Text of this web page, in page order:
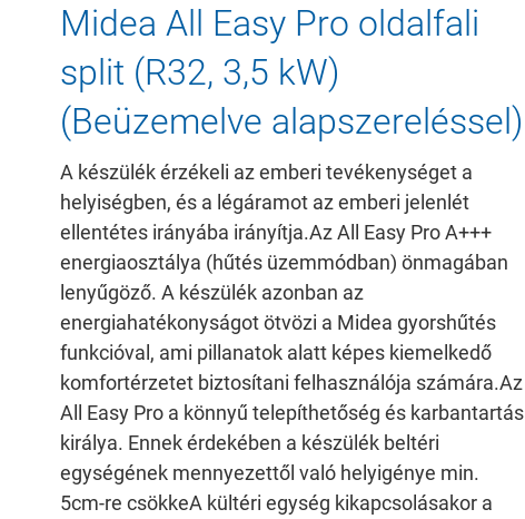
Midea All Easy Pro oldalfali
split (R32, 3,5 kW)
(Beüzemelve alapszereléssel)
A készülék érzékeli az emberi tevékenységet a
helyiségben, és a légáramot az emberi jelenlét
ellentétes irányába irányítja.Az All Easy Pro A+++
energiaosztálya (hűtés üzemmódban) önmagában
lenyűgöző. A készülék azonban az
energiahatékonyságot ötvözi a Midea gyorshűtés
funkcióval, ami pillanatok alatt képes kiemelkedő
komfortérzetet biztosítani felhasználója számára.Az
All Easy Pro a könnyű telepíthetőség és karbantartás
királya. Ennek érdekében a készülék beltéri
egységének mennyezettől való helyigénye min.
5cm-re csökkeA kültéri egység kikapcsolásakor a